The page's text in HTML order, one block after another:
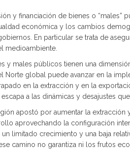
y financiación de bienes o
económica y los cambios
En particular se trata de
medioambiente.
y males públicos tienen una
Norte global puede avanzar en la
en la extracción y en la
a las dinámicas y desajustes
apostó por aumentar la
aprovechando la configuración
limitado crecimiento y una baja
camino no garantiza ni los frutos